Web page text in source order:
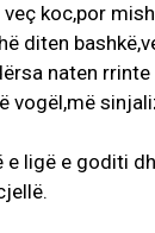
koc,por
diten
naten
vogël,më
ligë e goditi